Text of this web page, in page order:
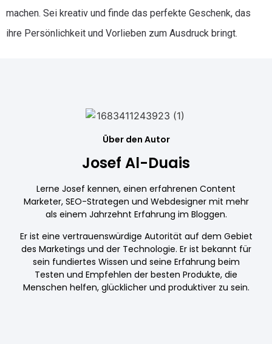
machen. Sei kreativ und finde das perfekte Geschenk, das
ihre Persönlichkeit und Vorlieben zum Ausdruck bringt.
Über den Autor
Josef Al-Duais
Lerne Josef kennen, einen erfahrenen Content
Marketer, SEO-Strategen und Webdesigner mit mehr
als einem Jahrzehnt Erfahrung im Bloggen.
Er ist eine vertrauenswürdige Autorität auf dem Gebiet
des Marketings und der Technologie. Er ist bekannt für
sein fundiertes Wissen und seine Erfahrung beim
Testen und Empfehlen der besten Produkte, die
Menschen helfen, glücklicher und produktiver zu sein.